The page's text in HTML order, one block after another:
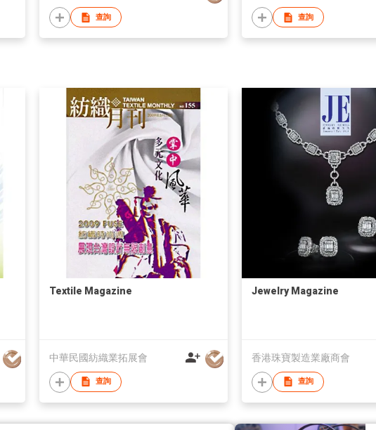
查詢 查詢
Textile Magazine
中華民國紡織業拓展會
查詢
Jewelry Magazine
香港珠寶製造業廠商會
查詢